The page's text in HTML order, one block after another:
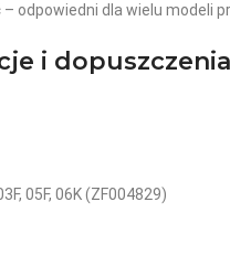
– odpowiedni dla wielu modeli
i dopuszczenia
05F, 06K (ZF004829)